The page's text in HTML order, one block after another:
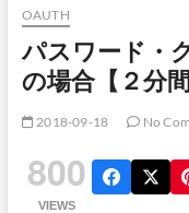
OAUTH
パスワード・
の場合【２分
2018-09-18 No
800
VIEWS